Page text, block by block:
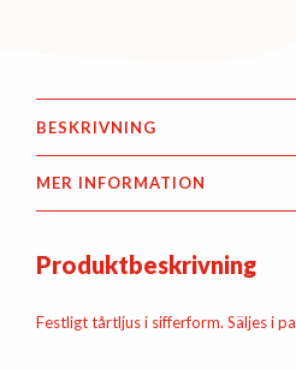
BESKRIVNING
MER INFORMATION
Produktbeskrivning
Festligt tårtljus i sifferform. Säljes i